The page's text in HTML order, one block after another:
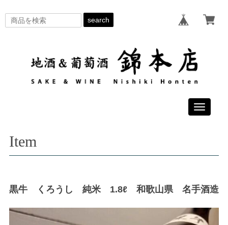
search
Toggle
Item
黒牛 くろうし 純米 1.8ℓ 和歌山県 名手酒造